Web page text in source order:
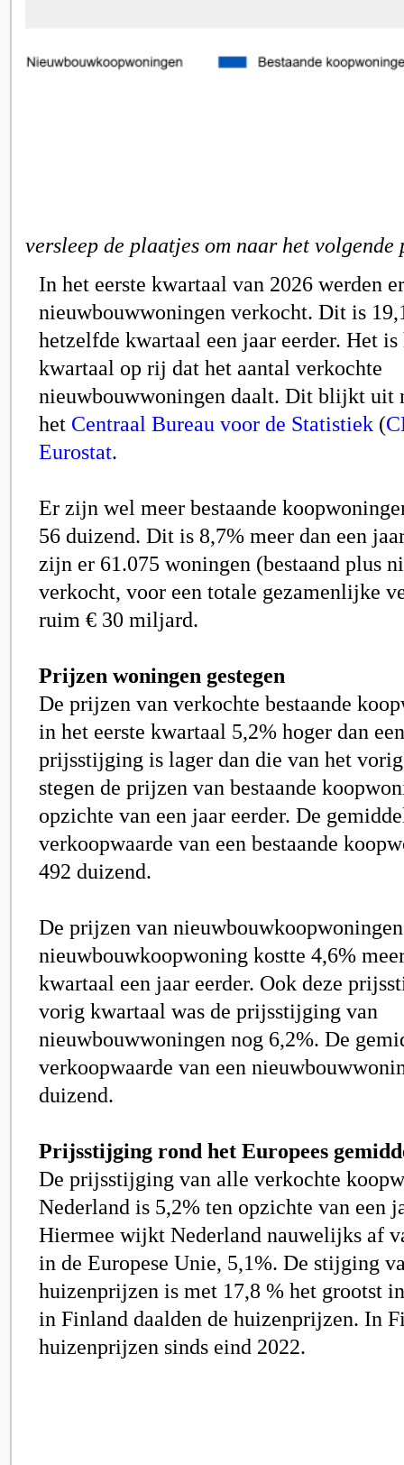
versleep de plaatjes om naar het
In het eerste kwartaal van 2026 werden
nieuwbouwwoningen verkocht. Dit is
hetzelfde kwartaal een jaar eerder. Het is
kwartaal op rij dat het aantal verkochte
nieuwbouwwoningen daalt. Dit blijkt uit
het Centraal Bureau voor de Statistiek (
Eurostat.
Er zijn wel meer bestaande
56 duizend. Dit is 8,7% meer dan een
zijn er 61.075 woningen (bestaand plus
verkocht, voor een totale gezamenlijke
ruim € 30 miljard.
Prijzen woningen gestegen
De prijzen van verkochte bestaande
in het eerste kwartaal 5,2% hoger dan
prijsstijging is lager dan die van het
stegen de prijzen van bestaande
opzichte van een jaar eerder. De
verkoopwaarde van een bestaande
492 duizend.
De prijzen van
nieuwbouwkoopwoning kostte 4,6%
kwartaal een jaar eerder. Ook deze
vorig kwartaal was de prijsstijging van
nieuwbouwwoningen nog 6,2%. De
verkoopwaarde van een
duizend.
Prijsstijging rond het Europees
De prijsstijging van alle verkochte
Nederland is 5,2% ten opzichte van een
Hiermee wijkt Nederland nauwelijks af
in de Europese Unie, 5,1%. De stijging
huizenprijzen is met 17,8 % het grootst
in Finland daalden de huizenprijzen. In
huizenprijzen sinds eind 2022.